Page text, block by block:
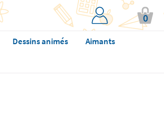
0
Dessins animés
Aimants